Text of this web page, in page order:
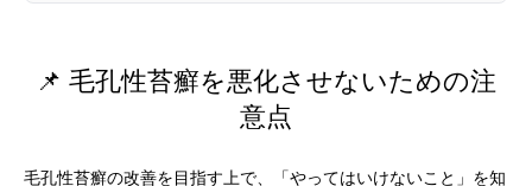
📌 毛孔性苔癬を悪化させないための注
意点
毛孔性苔癬の改善を目指す上で、「やってはいけないこと」を知